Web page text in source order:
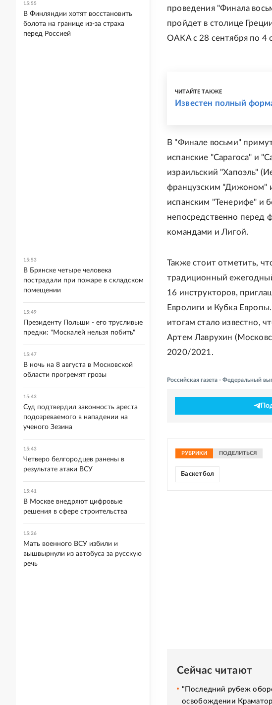
проведения "Финала
пройдет в столице
OAKA с 28 сентября по 4
ЧИТАЙТЕ ТАКЖЕ
Известен полный
В "Финале восьми"
испанские "Сарагоса" и
израильский "Хапоэль"
французским "Дижоном"
испанским "Тенерифе" и
непосредственно перед
командами и Лигой.
Также стоит отметить,
традиционный
16 инструкторов,
Евролиги и Кубка
итогам стало известно,
Артем Лаврухин
2020/2021.
Российская газета - Федеральный
РУБРИКИ ПОДЕЛИТЬСЯ
Баскетбол
Сейчас читают
"Последний рубеж
освобождении
15:55
В Финляндии хотят восстановить
болота на границе из-за страха
перед Россией
15:53
В Брянске четыре человека
пострадали при пожаре в складском
помещении
15:49
Президенту Польши - его трусливые
предки: "Москалей нельзя побить"
15:47
В ночь на 8 августа в Московской
области прогремят грозы
15:43
Суд подтвердил законность ареста
подозреваемого в нападении на
ученого Зезина
15:43
Четверо белгородцев ранены в
результате атаки ВСУ
15:41
В Москве внедряют цифровые
решения в сфере строительства
15:26
Мать военного ВСУ избили и
вышвырнули из автобуса за русскую
речь